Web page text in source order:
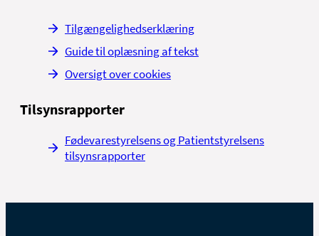
Tilgængelighedserklæring
Guide til oplæsning af tekst
Oversigt over cookies
Tilsynsrapporter
Fødevarestyrelsens og Patientstyrelsens
tilsynsrapporter